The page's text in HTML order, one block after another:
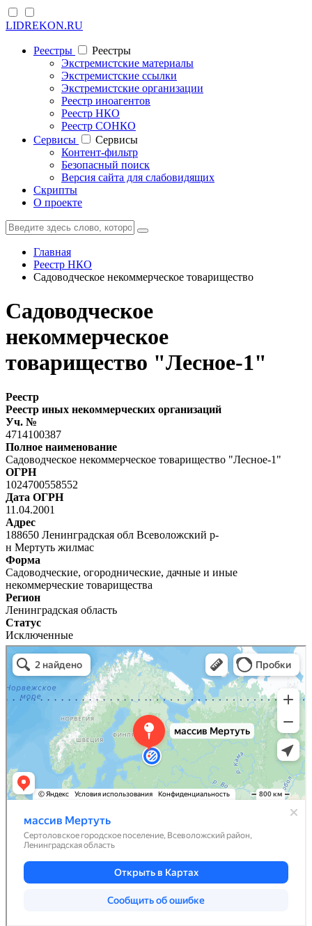
LIDREKON.RU
Реестры
Реестры
Экстремистские материалы
Экстремистские ссылки
Экстремистские организации
Реестр иноагентов
Реестр НКО
Реестр СОНКО
Cервисы
Cервисы
Контент-фильтр
Безопасный поиск
Версия сайта для слабовидящих
Скрипты
О проекте
Главная
Реестр НКО
Садоводческое некоммерческое товарищество
Садоводческое
некоммерческое
товарищество "Лесное-1"
Реестр
Реестр иных некоммерческих организаций
Уч. №
4714100387
Полное наименование
Садоводческое некоммерческое товарищество "Лесное-1"
ОГРН
1024700558552
Дата ОГРН
11.04.2001
Адрес
188650 Ленинградская обл Всеволожский р-
н Мертуть жилмас
Форма
Садоводческие, огороднические, дачные и иные
некоммерческие товарищества
Регион
Ленинградская область
Статус
Исключенные